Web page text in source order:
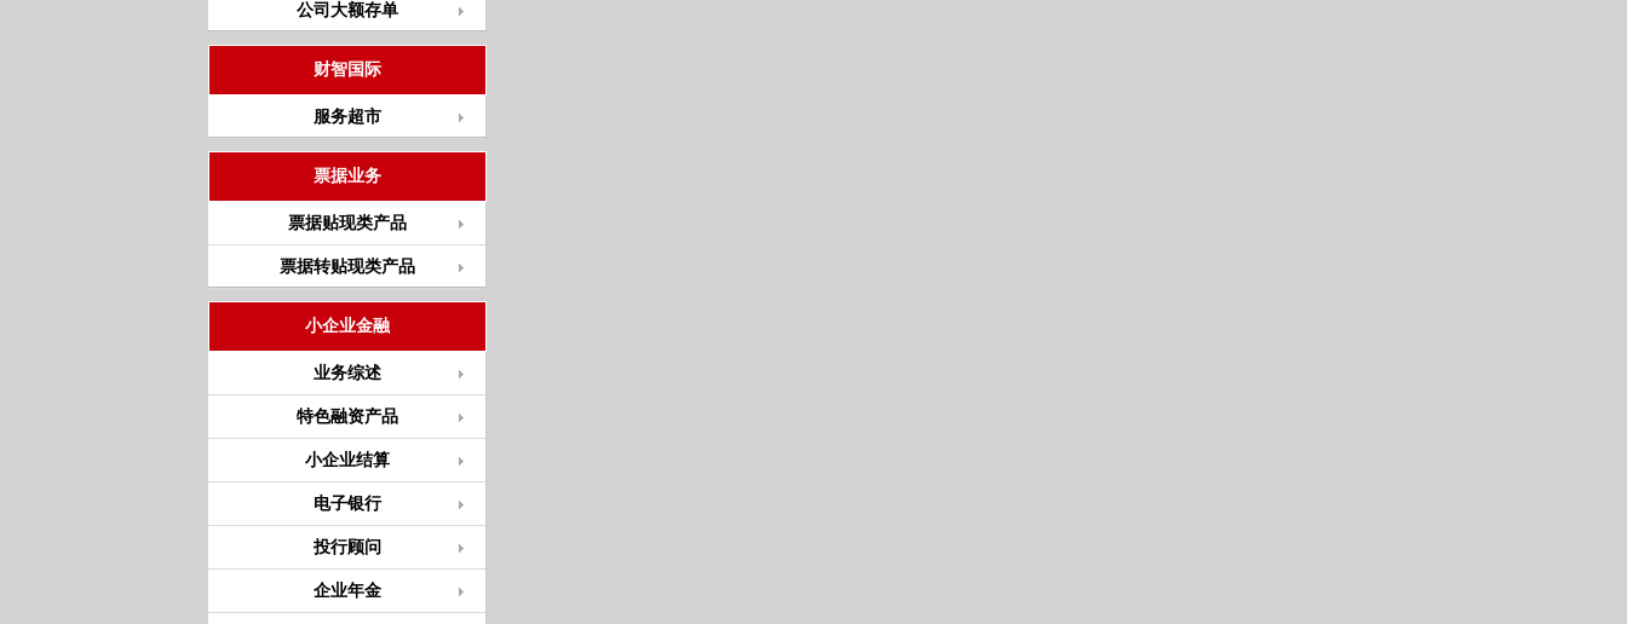
公司大额存单
财智国际
服务超市
票据业务
票据贴现类产品
票据转贴现类产品
小企业金融
业务综述
特色融资产品
小企业结算
电子银行
投行顾问
企业年金